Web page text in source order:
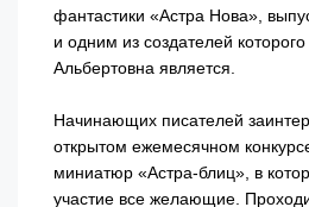
фантастики «Астра Нова»,
и одним из создателей
Альбертовна является.
Начинающих писателей
открытом ежемесячном
миниатюр «Астра-блиц», в
участие все желающие.